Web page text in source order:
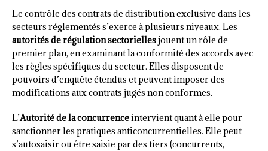
Le contrôle des contrats de distribution exclusive dans les
secteurs réglementés s’exerce à plusieurs niveaux. Les
autorités de régulation sectoriellesjouent un rôle de
premier plan, en examinant la conformité des accords avec
les règles spécifiques du secteur. Elles disposent de
pouvoirs d’enquête étendus et peuvent imposer des
modifications aux contrats jugés non conformes.
L’Autorité de la concurrenceintervient quant à elle pour
sanctionner les pratiques anticoncurrentielles. Elle peut
s’autosaisir ou être saisie par des tiers (concurrents,